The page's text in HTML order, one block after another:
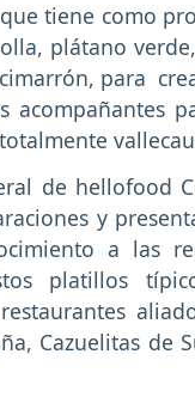
tiene como
plátano
para
de hellofood
y
a las
platillos
Cazuelitas de